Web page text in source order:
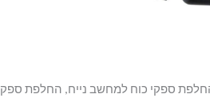
ספקי כוח למחשב נייח, החלפת ספק